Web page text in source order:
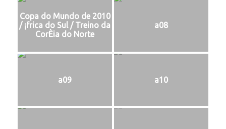
Copa do Mundo de 2010
/ ¡frica do Sul / Treino da
CorÈia do Norte
a08
a09 a10